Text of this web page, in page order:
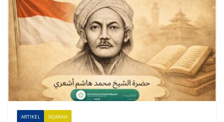
t
v
ARTIKEL SEJARAH